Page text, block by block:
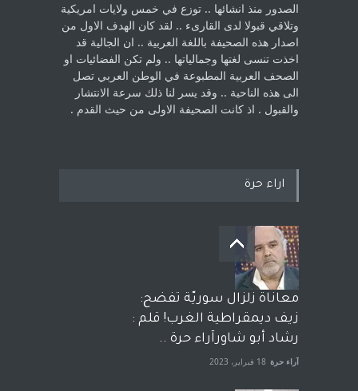
الصدور منذ انشائها .. توزع في خمس ولايات امريكية
‏وتلاقي قبولا لدى القارىء ..‏ لقد كان الهدف الاول من
اصدار هذه الصحيفة باللغة العربية .. ان الجالية قد
اخذت ‏تنسى لغتها وجمالياتها .. ولم تكن الفضائيات او
الصحف العربية المطبوعة في الوطن ‏العربي تصل
الى هذه الناحية .. وقد يسر لنا ذلك سرعة الانتشار
والقبول . اذ كانت ‏الصحيفة الاولى من حيث القدم . ‏
اراء حرة
معاناة زلزال سوريّة تفضح:
زيف ديمقراطية الغرب! قلم :
رشاد أبو شاورآراء حرة ..
آراء حرة 18 فبراير، 2023